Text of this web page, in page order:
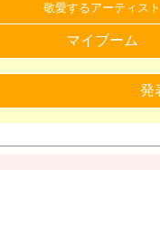
敬愛するアーティスト
マイブーム
発